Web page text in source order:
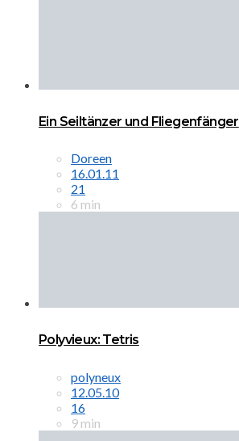
Ein Seiltänzer und Fliegenfänger
Doreen
16.01.11
21
6 min
Polyvieux: Tetris
polyneux
12.05.10
16
9 min